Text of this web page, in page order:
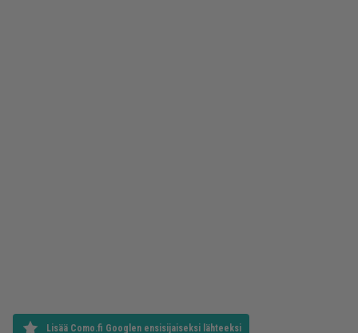
Lisää Como.fi Googlen ensisijaiseksi lähteeksi